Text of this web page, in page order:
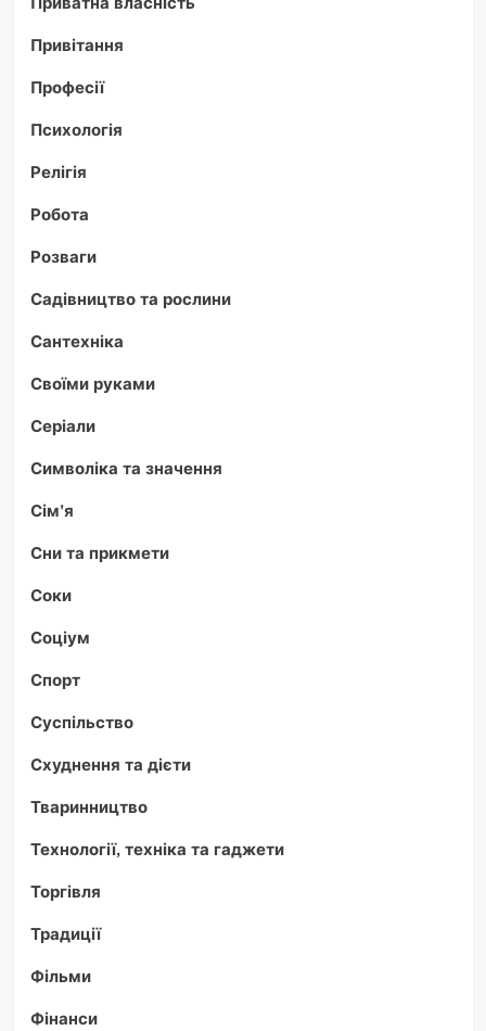
Привітання
Професії
Психологія
Релігія
Робота
Розваги
Садівництво та рослини
Сантехніка
Своїми руками
Серіали
Символіка та значення
Сім'я
Сни та прикмети
Соки
Соціум
Спорт
Суспільство
Схуднення та дієти
Тваринництво
Технології, техніка та гаджети
Торгівля
Традиції
Фільми
Фінанси